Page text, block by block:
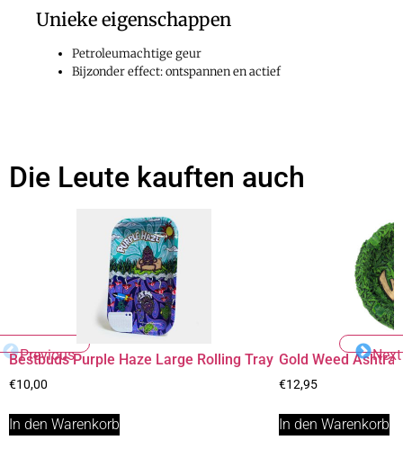
Unieke eigenschappen
Petroleumachtige geur
Bijzonder effect: ontspannen en actief
Die Leute kauften auch
Previous
Bestbuds Purple Haze Large Rolling Tray
€10,00
In den Warenkorb
Gold Weed
€12,95
In den Warenkorb
Next